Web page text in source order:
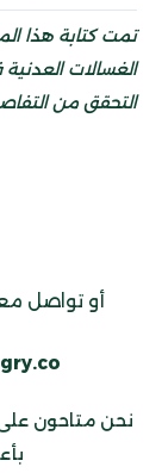
تمت كتابة هذا
الغسالات
التحقق من
أو تواصل
.co
نحن متاحون